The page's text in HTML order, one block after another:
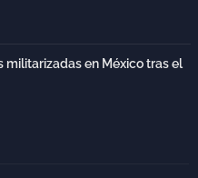
militarizadas en México tras el